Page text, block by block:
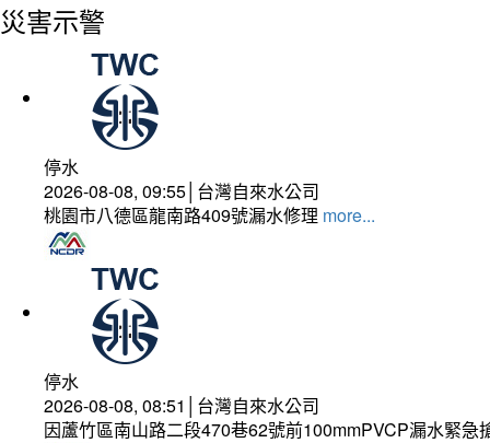
災害示警
停水
2026-08-08, 09:55│台灣自來水公司
桃園市八德區龍南路409號漏水修理 more...
停水
2026-08-08, 08:51│台灣自來水公司
因蘆竹區南山路二段470巷62號前100mmPVCP漏水緊急